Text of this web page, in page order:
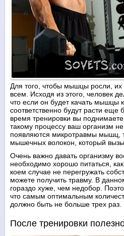
Для того, чтобы мышцы росли, их
всем. Исходя из этого, человек
что если он будет качать мышцы
соответственно будут расти еще
время тренировки вы
такому процессу ваш организм
появляются микротравмы мышц,
мышечных волокон, который
Очень важно давать организму
необходимо хорошо питаться,
коем случае не перегружать
можете получить травму. В
гораздо хуже, чем недобор.
что самым оптимальным
должно быть не больше трех раз.
После тренировки